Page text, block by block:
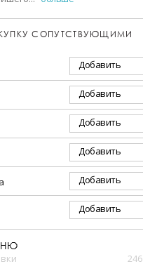
СОПУТСТВУЮЩИМИ
Добавить
Добавить
Добавить
Добавить
Добавить
Добавить
246